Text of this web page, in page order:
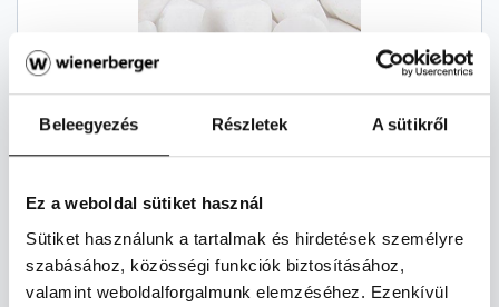
Beleegyezés Részletek A sütikről
Ez a weboldal sütiket használ
Sütiket használunk a tartalmak és hirdetések személyre
szabásához, közösségi funkciók biztosításához,
valamint weboldalforgalmunk elemzéséhez. Ezenkívül
KERTI DÍSZKAVICS 40-60 MM FEHÉR